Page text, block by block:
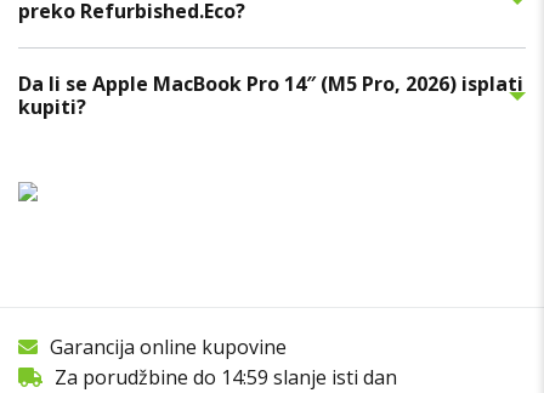
preko Refurbished.Eco?
Da li se Apple MacBook Pro 14″ (M5 Pro, 2026) isplati
kupiti?
Garancija online kupovine
Za porudžbine do 14:59 slanje isti dan